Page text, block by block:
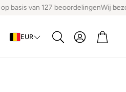
van 127 beoordelingenWij
EUR
Zoeken
Account